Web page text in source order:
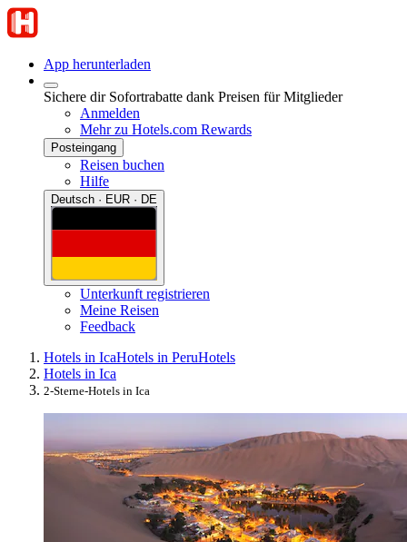
App herunterladen
Sichere dir Sofortrabatte dank Preisen für Mitglieder
Anmelden
Mehr zu Hotels.com Rewards
Posteingang
Reisen buchen
Hilfe
Deutsch · EUR · DE
Unterkunft registrieren
Meine Reisen
Feedback
Hotels in IcaHotels in PeruHotels
Hotels in Ica
2-Sterne-Hotels in Ica